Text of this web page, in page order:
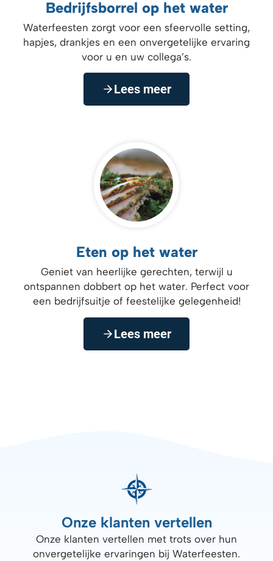
Bedrijfsborrel op het water
Waterfeesten zorgt voor een sfeervolle setting,
hapjes, drankjes en een onvergetelijke ervaring
voor u en uw collega’s.
Lees meer
Eten op het water
Geniet van heerlijke gerechten, terwijl u
ontspannen dobbert op het water. Perfect voor
een bedrijfsuitje of feestelijke gelegenheid!
Lees meer
Onze klanten vertellen
Onze klanten vertellen met trots over hun
onvergetelijke ervaringen bij Waterfeesten.